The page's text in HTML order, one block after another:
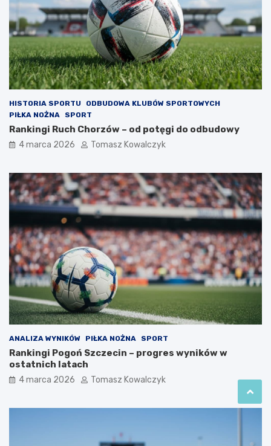
HISTORIA SPORTU
ODBUDOWA KLUBÓW SPORTOWYCH
PIŁKA NOŻNA
SPORT
Rankingi Ruch Chorzów – od potęgi do odbudowy
4 marca 2026 Tomasz Kowalczyk
ANALIZA WYNIKÓW PIŁKA NOŻNA SPORT
Rankingi Pogoń Szczecin – progres wyników w
ostatnich latach
4 marca 2026 Tomasz Kowalczyk